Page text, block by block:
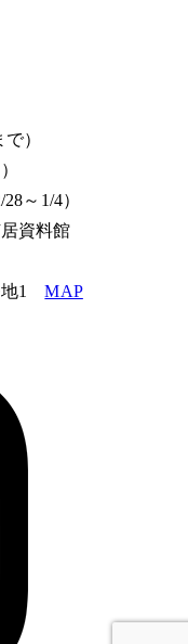
）
1/4）
資料館
地1MAP